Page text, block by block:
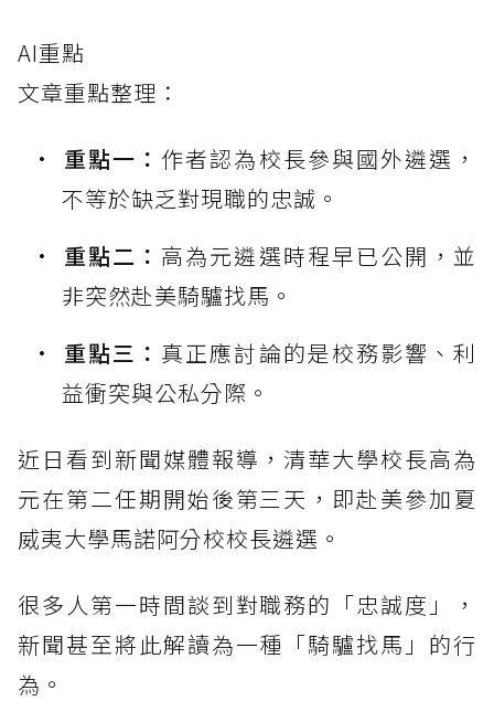
AI重點
文章重點整理：
重點一： 作者認為校長參與國外遴選，
不等於缺乏對現職的忠誠。
重點二： 高為元遴選時程早已公開，並
非突然赴美騎驢找馬。
重點三： 真正應討論的是校務影響、利
益衝突與公私分際。
近日看到新聞媒體報導，清華大學校長高為
元在第二任期開始後第三天，即赴美參加夏
威夷大學馬諾阿分校校長遴選。
很多人第一時間談到對職務的「忠誠度」，
新聞甚至將此解讀為一種「騎驢找馬」的行
為。